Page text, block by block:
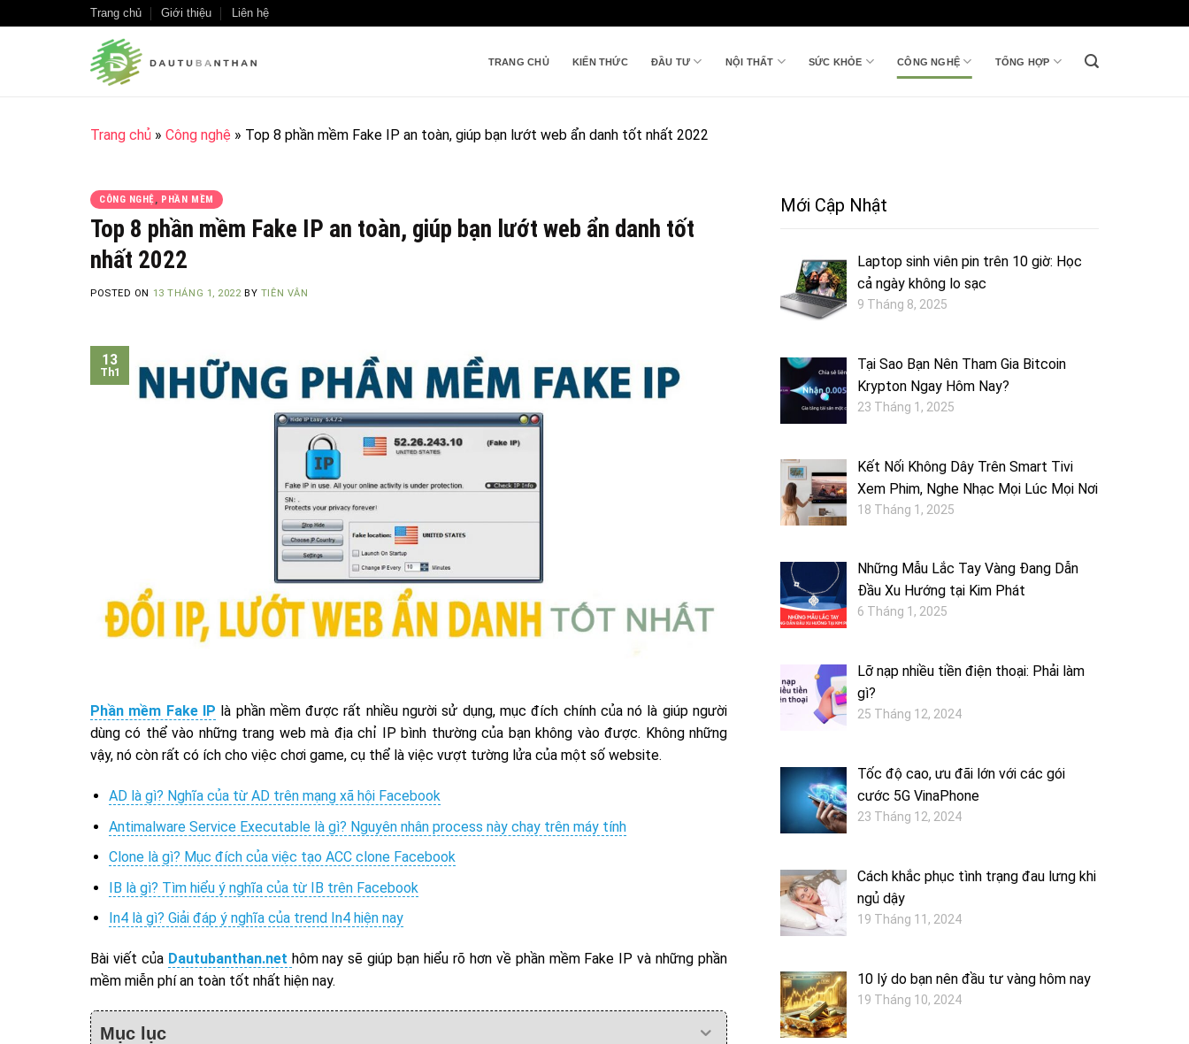
to
Trang chủ Giới thiệu Liên hệ
TRANG CHỦ KIẾN THỨC ĐẦU TƯ NỘI THẤT SỨC KHỎE CÔNG NGHỆ TỔNG HỢP
Trang chủ » Công nghệ » Top 8 phần mềm Fake IP an toàn, giúp bạn lướt web ẩn danh tốt nhất 2022
CÔNG NGHỆ, PHẦN MỀM
Top 8 phần mềm Fake IP an toàn, giúp bạn lướt web ẩn danh tốt
nhất 2022
POSTED ON 13 THÁNG 1, 2022BY TIÊN VÂN
13
Th1
Phần mềm Fake IP là phần mềm được rất nhiều người sử dụng, mục đích chính của nó là giúp người
dùng có thể vào những trang web mà địa chỉ IP bình thường của bạn không vào được. Không những
vậy, nó còn rất có ích cho việc chơi game, cụ thể là việc vượt tường lửa của một số website.
AD là gì? Nghĩa của từ AD trên mạng xã hội Facebook
Antimalware Service Executable là gì? Nguyên nhân process này chạy trên máy tính
Clone là gì? Mục đích của việc tạo ACC clone Facebook
IB là gì? Tìm hiểu ý nghĩa của từ IB trên Facebook
In4 là gì? Giải đáp ý nghĩa của trend In4 hiện nay
Bài viết của Dautubanthan.net hôm nay sẽ giúp bạn hiểu rõ hơn về phần mềm Fake IP và những phần
mềm miễn phí an toàn tốt nhất hiện nay.
Mục lục
Mới Cập Nhật
Laptop sinh viên pin trên 10 giờ: Học
cả ngày không lo sạc
9 Tháng 8, 2025
Tại Sao Bạn Nên Tham Gia Bitcoin
Krypton Ngay Hôm Nay?
23 Tháng 1, 2025
Kết Nối Không Dây Trên Smart Tivi
Xem Phim, Nghe Nhạc Mọi Lúc Mọi Nơi
18 Tháng 1, 2025
Những Mẫu Lắc Tay Vàng Đang Dẫn
Đầu Xu Hướng tại Kim Phát
6 Tháng 1, 2025
Lỡ nạp nhiều tiền điện thoại: Phải làm
gì?
25 Tháng 12, 2024
Tốc độ cao, ưu đãi lớn với các gói
cước 5G VinaPhone
23 Tháng 12, 2024
Cách khắc phục tình trạng đau lưng khi
ngủ dậy
19 Tháng 11, 2024
10 lý do bạn nên đầu tư vàng hôm nay
19 Tháng 10, 2024